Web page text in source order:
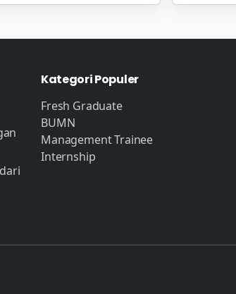
Kategori Populer
Fresh Graduate
BUMN
Management Trainee
Internship